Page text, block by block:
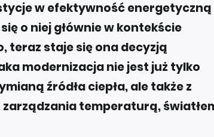
w efektywność energetyczną
o niej głównie w kontekście
teraz staje się ona decyzją
modernizacja nie jest już tylko
źródła ciepła, ale także z
temperaturą,